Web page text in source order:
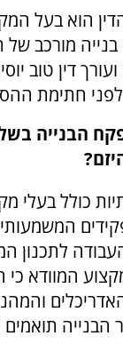
הוא בעל
דין טוב
חתימת
הבנייה
כולל בעלי
לתכנון
המוודא כי
הבנייה